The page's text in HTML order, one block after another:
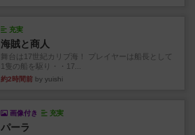
充実
海賊と商人
舞台は17世紀カリブ海！ プレイヤーは船長として
1隻の船を駆り・・17...
約2時間前 by yuishi
画像付き 充実
パーラ